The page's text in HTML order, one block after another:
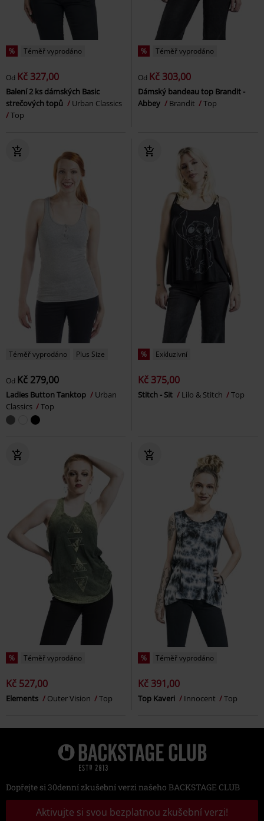
% Téměř vyprodáno
Od Kč 327,00
Balení 2 ks dámských Basic
strečových topů
Urban Classics
Top
% Téměř vyprodáno
Od Kč 303,00
Dámský bandeau top Brandit -
Abbey
Brandit Top
Téměř vyprodáno Plus Size
Od Kč 279,00
Ladies Button Tanktop
Urban
Classics
Top
% Exkluzivní
Kč 375,00
Stitch - Sit Lilo & Stitch Top
% Téměř vyprodáno
Kč 527,00
Elements Outer Vision Top
% Téměř vyprodáno
Kč 391,00
Top Kaveri Innocent Top
Dopřejte si 30denní zkušební verzi našeho BACKSTAGE CLUB
Aktivujte si svou bezplatnou zkušební verzi!